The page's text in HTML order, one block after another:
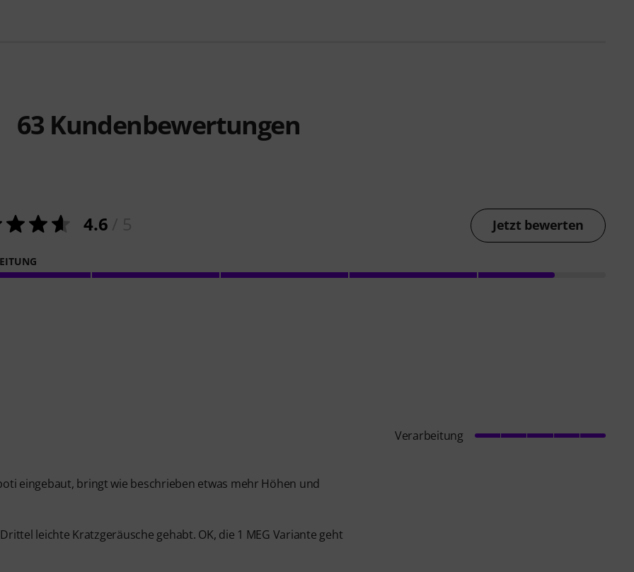
63 Kundenbewertungen
4.6 Jetzt bewerten
eingebaut, bringt wie beschrieben etwas mehr Höhen und
leichte Kratzgeräusche gehabt. OK, die 1 MEG Variante geht
Verarbeitung